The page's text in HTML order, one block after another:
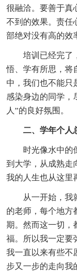
很融洽。要善于真
不到的效果。责任
部绝对没有高的效
培训已经完了
悟、学有所思，将
中，我们也不能只
感染身边的同学，
人”的良好氛围。
二、学年个人
时光像水中的
到大学，从成熟走
我的人生也从这里
从一开始，我
的老师，每个地方
期。然而这一切，
福。所以我一定要
我一直以来有些不
步又一步的走向我